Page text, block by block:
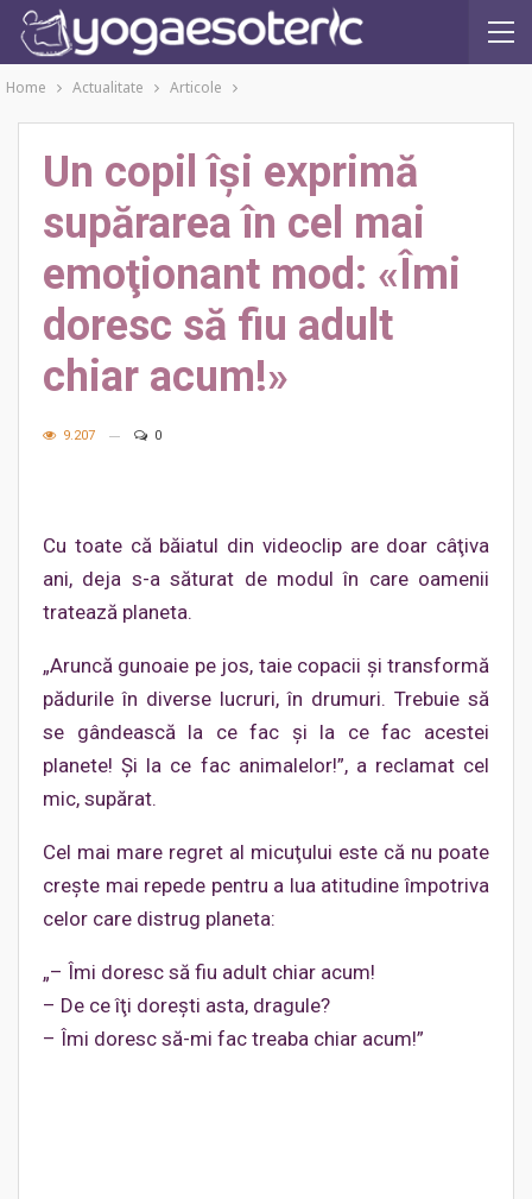
Home Actualitate Articole
Un copil îşi exprimă
supărarea în cel mai
emoţionant mod: «Îmi
doresc să fiu adult
chiar acum!»
9.207 0
Cu toate că băiatul din videoclip are doar câţiva
ani, deja s-a săturat de modul în care oamenii
tratează planeta.
„Aruncă gunoaie pe jos, taie copacii şi transformă
pădurile în diverse lucruri, în drumuri. Trebuie să
se gândească la ce fac şi la ce fac acestei
planete! Şi la ce fac animalelor!”, a reclamat cel
mic, supărat.
Cel mai mare regret al micuţului este că nu poate
creşte mai repede pentru a lua atitudine împotriva
celor care distrug planeta:
„– Îmi doresc să fiu adult chiar acum!
– De ce îţi doreşti asta, dragule?
– Îmi doresc să-mi fac treaba chiar acum!”